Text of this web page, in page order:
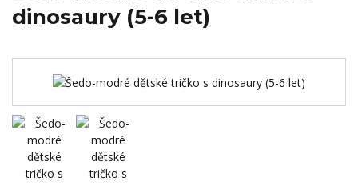
dinosaury (5-6 let)